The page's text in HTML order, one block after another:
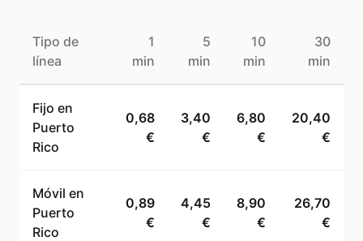
Tipo de
línea
1
min
5
min
10
min
30
min
Fijo en
Puerto
Rico
0,68
€
3,40
€
6,80
€
20,40
€
Móvil en
Puerto
Rico
0,89
€
4,45
€
8,90
€
26,70
€